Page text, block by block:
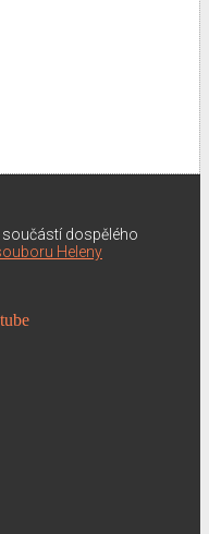
součástí dospělého
Heleny